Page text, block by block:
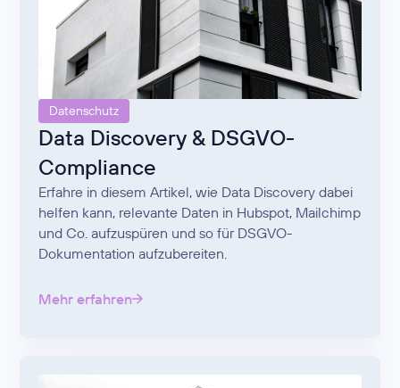
Datenschutz
Data Discovery & DSGVO-
Compliance
Erfahre in diesem Artikel, wie Data Discovery dabei
helfen kann, relevante Daten in Hubspot, Mailchimp
und Co. aufzuspüren und so für DSGVO-
Dokumentation aufzubereiten.
Mehr erfahren